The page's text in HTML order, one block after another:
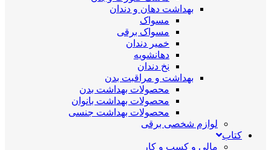
بهداشت دهان و دندان
مسواک
مسواک برقی
خمیر دندان
دهانشویه
نخ دندان
بهداشت و مراقبت بدن
محصولات بهداشت بدن
محصولات بهداشت بانوان
محصولات بهداشت جنسی
لوازم شخصی برقی
کتاب
مالی و کسب و کار